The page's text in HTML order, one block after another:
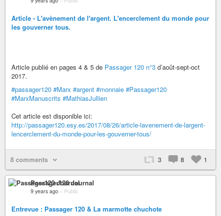
Article - L'avènement de l'argent. L'encerclement du monde pour
les gouverner tous.
Article publié en pages 4 & 5 de Passager 120 n°3 d’août-sept-oct
2017.
#passager120 #Marx #argent #monnaie #Passager120
#MarxManuscrits #MathiasJullien
Cet article est disponible ici:
http://passager120.esy.es/2017/08/26/article-lavenement-de-largent-
lencerclement-du-monde-pour-les-gouverner-tous/
8 comments 3 8 1
Passager120 Journal
9 years ago – Public
Entrevue : Passager 120 & La marmotte chuchote